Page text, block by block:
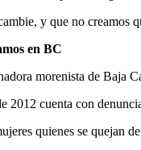
y que no creamos
en BC
morenista de Baja
2012 cuenta con
quienes se quejan